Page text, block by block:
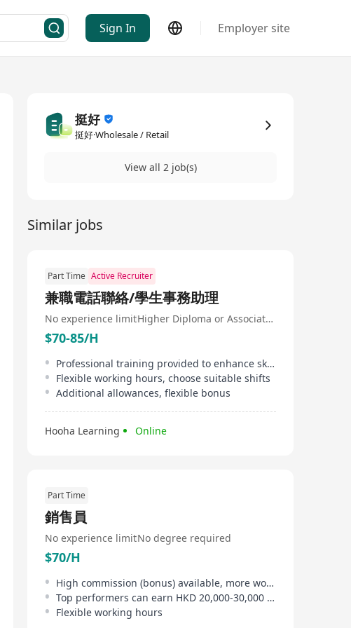
Sign In Employer site
挺好
挺好·Wholesale / Retail
View all 2 job(s)
Similar jobs
Part Time Active Recruiter
兼職電話聯絡/學生事務助理
No experience limit Higher Diploma or Associate Degree
$70-85/H
Professional training provided to enhance skills
Flexible working hours, choose suitable shifts
Additional allowances, flexible bonus
Hooha Learning Online
Part Time
銷售員
No experience limitNo degree required
$70/H
High commission (bonus) available, more work, more pay
Top performers can earn HKD 20,000-30,000 monthly
Flexible working hours